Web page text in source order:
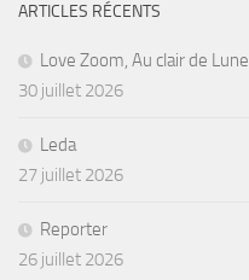
ARTICLES RÉCENTS
Love Zoom, Au clair de Lune
30 juillet 2026
Leda
27 juillet 2026
Reporter
26 juillet 2026